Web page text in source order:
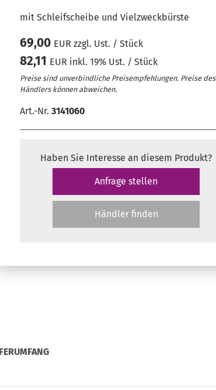
mit Schleifscheibe und Vielzweckbürste
69,00 EUR zzgl. Ust. / Stück
82,11 EUR inkl. 19% Ust. / Stück
Preise sind unverbindliche Preisempfehlungen. Preise des
Händlers können abweichen.
Art.-Nr. 3141060
Haben Sie Interesse an diesem Produkt?
Anfrage stellen
Händler finden